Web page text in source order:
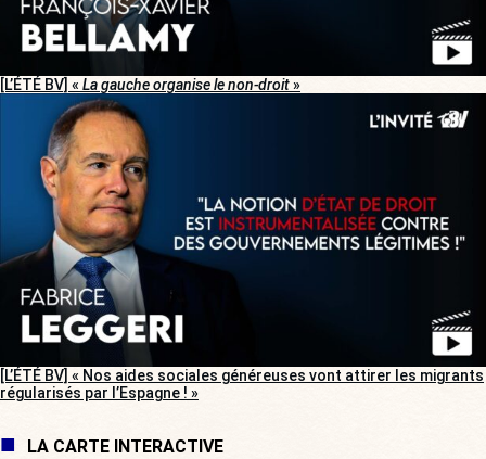
[L’ÉTÉ BV] « La gauche organise le non-droit»
[L’ÉTÉ BV] « Nos aides sociales généreuses vont attirer les migrants
régularisés par l’Espagne ! »
LA CARTE INTERACTIVE